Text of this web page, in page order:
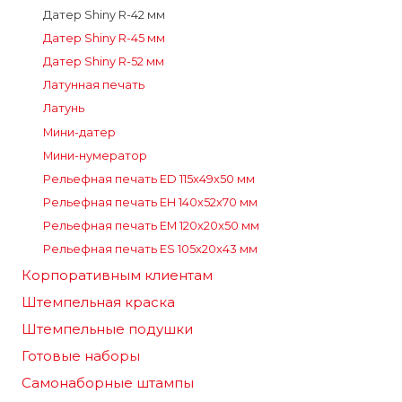
Датер Shiny R-42 мм
Датер Shiny R-45 мм
Датер Shiny R-52 мм
Латунная печать
Латунь
Мини-датер
Мини-нумератор
Рельефная печать ED 115x49x50 мм
Рельефная печать EH 140x52x70 мм
Рельефная печать EM 120x20x50 мм
Рельефная печать ES 105x20x43 мм
Корпоративным клиентам
Штемпельная краска
Штемпельные подушки
Готовые наборы
Самонаборные штампы